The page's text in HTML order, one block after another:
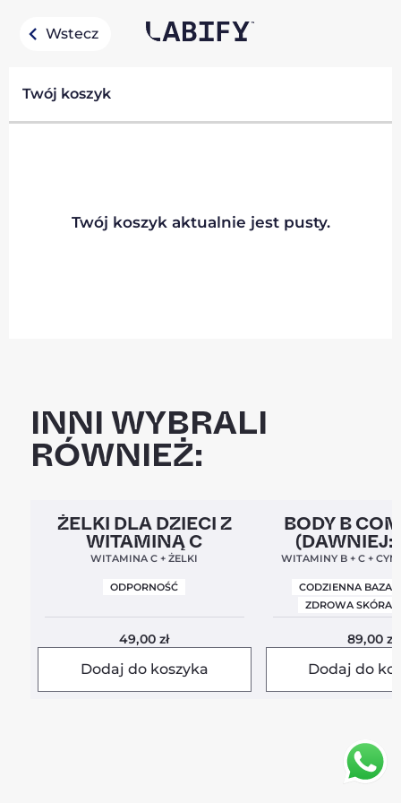
Wstecz
Twój koszyk
Twój koszyk aktualnie jest pusty.
INNI WYBRALI
RÓWNIEŻ:
Clean Label 5,0
ŻELKI DLA DZIECI Z
WITAMINĄ C
WITAMINA C + ŻELKI
ODPORNOŚĆ
49,00zł
Dodaj do koszyka
Clean Label Nowa
BODY B
(DAWNIEJ:
WITAMINY B + C +
CODZIENNA BAZA
ZDROWA SKÓRA I
89,00zł
Dodaj do